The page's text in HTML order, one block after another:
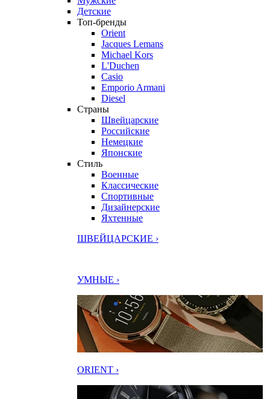
Детские
Топ-бренды
Orient
Jacques Lemans
Michael Kors
L'Duchen
Casio
Emporio Armani
Diesel
Страны
Швейцарские
Российские
Немецкие
Японские
Стиль
Военные
Классические
Спортивные
Дизайнерские
Яхтенные
ШВЕЙЦАРСКИЕ ›
УМНЫЕ ›
ORIENT ›